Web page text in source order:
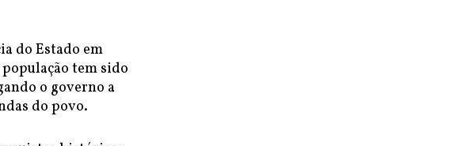
do Estado em
tem sido
o governo a
do povo.